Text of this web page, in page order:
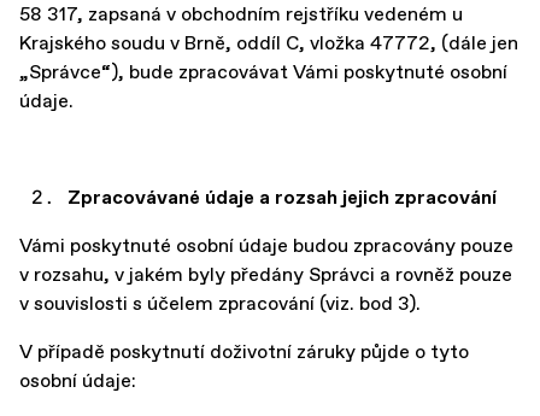
58 317, zapsaná v obchodním rejstříku vedeném u
Krajského soudu v Brně, oddíl C, vložka 47772, (dále jen
„Správce“), bude zpracovávat Vámi poskytnuté osobní
údaje.
Zpracovávané údaje a rozsah jejich zpracování
Vámi poskytnuté osobní údaje budou zpracovány pouze
v rozsahu, v jakém byly předány Správci a rovněž pouze
v souvislosti s účelem zpracování (viz. bod 3).
V případě poskytnutí doživotní záruky půjde o tyto
osobní údaje: